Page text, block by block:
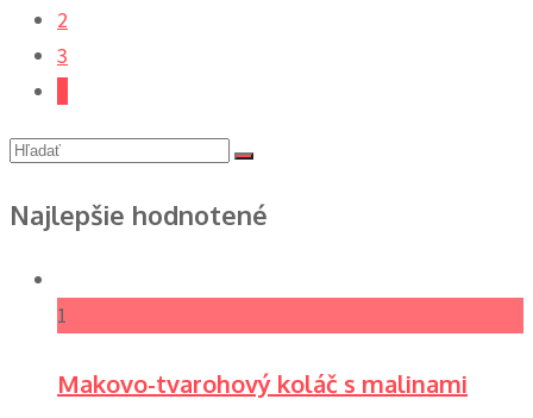
2
3
Najlepšie hodnotené
1
Makovo-tvarohový koláč s malinami